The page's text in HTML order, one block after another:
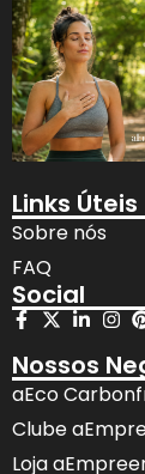
Links Úteis
Sobre nós
FAQ
Social
Nossos
aEco
Clube
Loja